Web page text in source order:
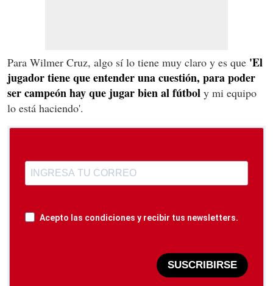
Para Wilmer Cruz, algo sí lo tiene muy claro y es que 'El
jugador tiene que entender una cuestión, para poder
ser campeón hay que jugar bien al fútbol y mi equipo
lo está haciendo'.
Acepto las condiciones y recibir tus newsletters.
SUSCRIBIRSE